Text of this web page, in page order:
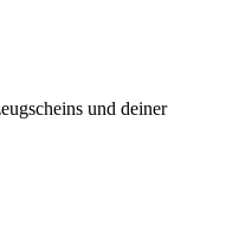
und deiner